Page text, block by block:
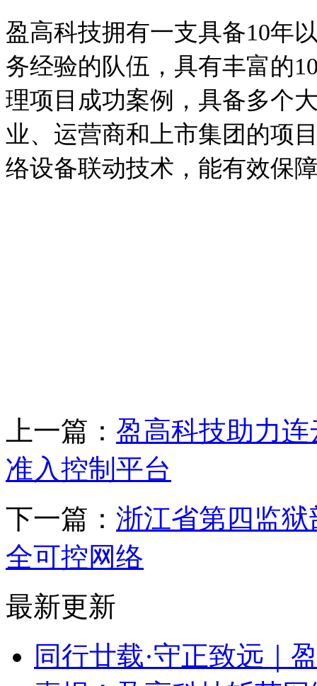
盈高科技拥有一支具备10年
务经验的队伍，具有丰富的
理项目成功案例，具备多个
业、运营商和上市集团的项
络设备联动技术，能有效保
上一篇： 盈高科技助力
准入控制平台
下一篇： 浙江省第四监
全可控网络
最新更新
同行廿载·守正致远｜